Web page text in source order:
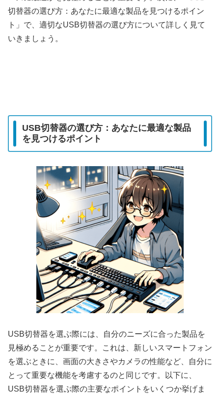
切替器の選び方：あなたに最適な製品を見つけるポイン
ト」で、適切なUSB切替器の選び方について詳しく見て
いきましょう。
USB切替器の選び方：あなたに最適な製品
を見つけるポイント
USB切替器を選ぶ際には、自分のニーズに合った製品を
見極めることが重要です。これは、新しいスマートフォン
を選ぶときに、画面の大きさやカメラの性能など、自分に
とって重要な機能を考慮するのと同じです。以下に、
USB切替器を選ぶ際の主要なポイントをいくつか挙げま